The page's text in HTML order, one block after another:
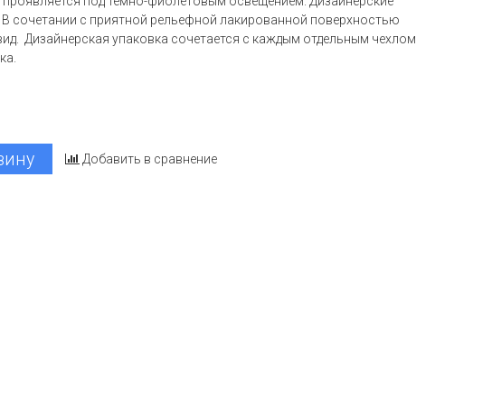
сочетании с приятной рельефной лакированной поверхностью
Дизайнерская упаковка сочетается с каждым отдельным чехлом
Добавить в сравнение